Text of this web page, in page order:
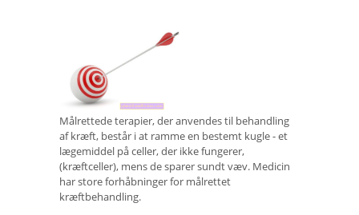
Målrettede terapier, der anvendes til behandling
af kræft, består i at ramme en bestemt kugle - et
lægemiddel på celler, der ikke fungerer,
(kræftceller), mens de sparer sundt væv. Medicin
har store forhåbninger for målrettet
kræftbehandling.